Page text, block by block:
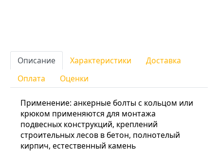
Описание Характеристики
Доставка
Оплата
Оценки
Применение: анкерные болты с кольцом или
крюком применяются для монтажа
подвесных конструкций, креплений
строительных лесов в бетон, полнотелый
кирпич, естественный камень